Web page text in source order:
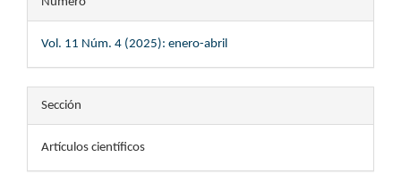
Vol. 11 Núm. 4 (2025): enero-abril
Sección
Artículos científicos